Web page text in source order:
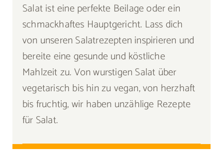
Portfolio
Galerie
Rezept senden
Salat ist eine perfekte Beilage oder ein
schmackhaftes Hauptgericht. Lass dich
von unseren Salatrezepten inspirieren und
bereite eine gesunde und köstliche
Mahlzeit zu. Von wurstigen Salat über
vegetarisch bis hin zu vegan, von herzhaft
bis fruchtig, wir haben unzählige Rezepte
für Salat.